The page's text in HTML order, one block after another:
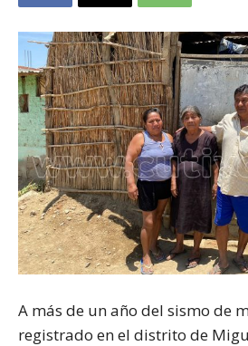
A más de un año del sismo de
registrado en el distrito de